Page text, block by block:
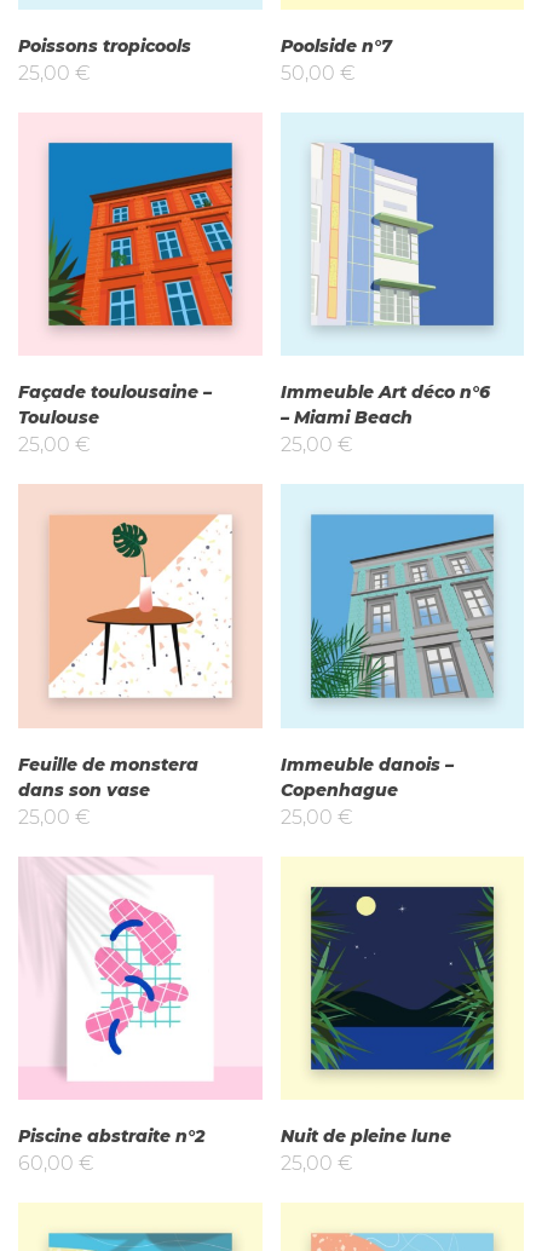
Poissons tropicools
25,00 €
Poolside n°7
50,00 €
Façade toulousaine –
Toulouse
25,00 €
Immeuble Art déco n°6
– Miami Beach
25,00 €
Feuille de monstera
dans son vase
25,00 €
Immeuble danois –
Copenhague
25,00 €
Piscine abstraite n°2
60,00 €
Nuit de pleine lune
25,00 €